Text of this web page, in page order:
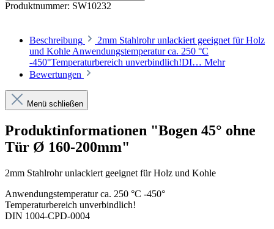
Produktnummer: SW10232
Beschreibung
2mm Stahlrohr unlackiert geeignet für Holz
und Kohle Anwendungstemperatur ca. 250 °C
-450°Temperaturbereich unverbindlich!DI… Mehr
Bewertungen
Menü schließen
Produktinformationen "Bogen 45° ohne
Tür Ø 160-200mm"
2mm Stahlrohr unlackiert geeignet für Holz und Kohle
Anwendungstemperatur ca. 250 °C -450°
Temperaturbereich unverbindlich!
DIN 1004-CPD-0004